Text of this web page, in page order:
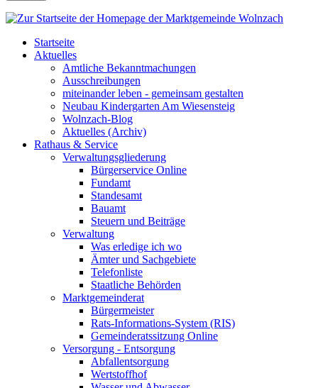
Startseite
Aktuelles
Amtliche Bekanntmachungen
Ausschreibungen
miteinander leben - gemeinsam gestalten
Neubau Kindergarten Am Wiesensteig
Wolnzach-Blog
Aktuelles (Archiv)
Rathaus & Service
Verwaltungsgliederung
Bürgerservice Online
Fundamt
Standesamt
Bauamt
Steuern und Beiträge
Verwaltung
Was erledige ich wo
Ämter und Sachgebiete
Telefonliste
Staatliche Behörden
Marktgemeinderat
Bürgermeister
Rats-Informations-System (RIS)
Gemeinderatssitzung Online
Versorgung - Entsorgung
Abfallentsorgung
Wertstoffhof